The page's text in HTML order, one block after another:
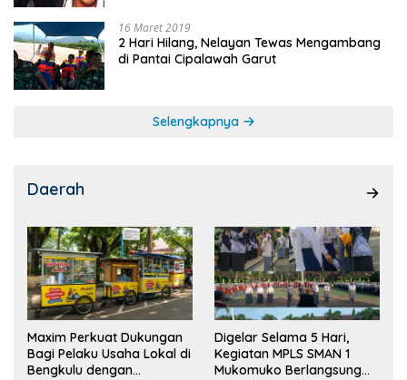
16 Maret 2019
2 Hari Hilang, Nelayan Tewas Mengambang
di Pantai Cipalawah Garut
Selengkapnya
Daerah
Maxim Perkuat Dukungan
Bagi Pelaku Usaha Lokal di
Bengkulu dengan
Digelar Selama 5 Hari,
Kegiatan MPLS SMAN 1
Mukomuko Berlangsung